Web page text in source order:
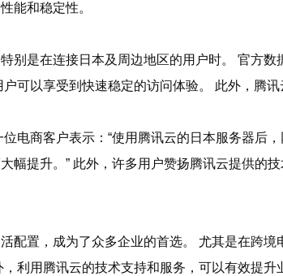
能和稳定性。
别是在连接日本及周边地区的用户时。 官方
可以享受到快速稳定的访问体验。 此外，腾
电商客户表示：“使用腾讯云的日本服务器后
幅提升。” 此外，许多用户赞扬腾讯云提供的
配置，成为了众多企业的首选。 尤其是在跨
利用腾讯云的技术支持和服务，可以有效提